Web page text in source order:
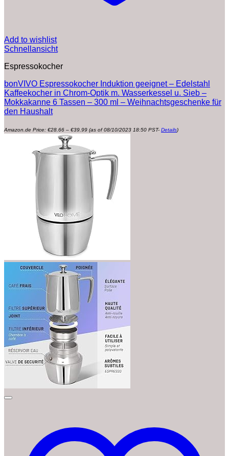
Add to wishlist
Schnellansicht
Espressokocher
bonVIVO Espressokocher Induktion geeignet – Edelstahl
Kaffeekocher in Chrom-Optik m. Wasserkessel u. Sieb –
Mokkakanne 6 Tassen – 300 ml – Weihnachtsgeschenke für
den Haushalt
Amazon.de Price: €28.66 – €39.99 €28.66
(as of 08/10/2023 18:50 PST- Details)